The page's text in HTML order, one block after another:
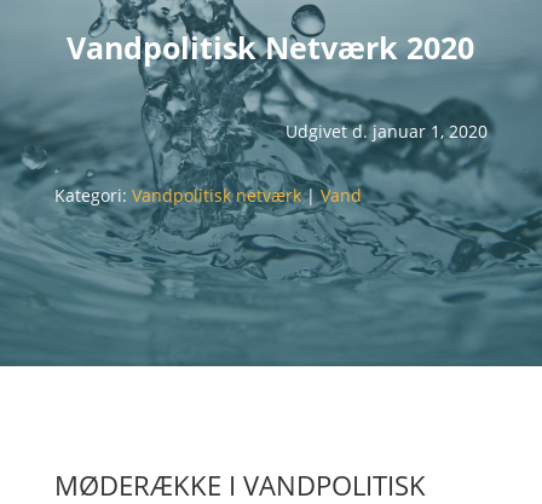
Vandpolitisk Netværk 2020
Udgivet d. januar 1, 2020
Kategori: Vandpolitisk netværk|Vand
MØDERÆKKE I VANDPOLITISK